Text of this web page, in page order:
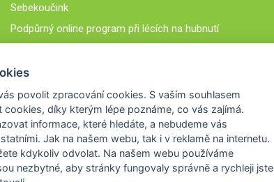
Sebekoučink
Podpůrný online program při lécích na hubnutí
povolit zpracování cookies. S vaším souhlasem
cookies, díky kterým lépe poznáme, co vás zajímá.
informace, které hledáte, a nebudeme vás
Jak na našem webu, tak i v reklamě na internetu.
kdykoliv odvolat. Na našem webu používáme
nezbytné, aby stránky fungovaly správně a rychleji jste